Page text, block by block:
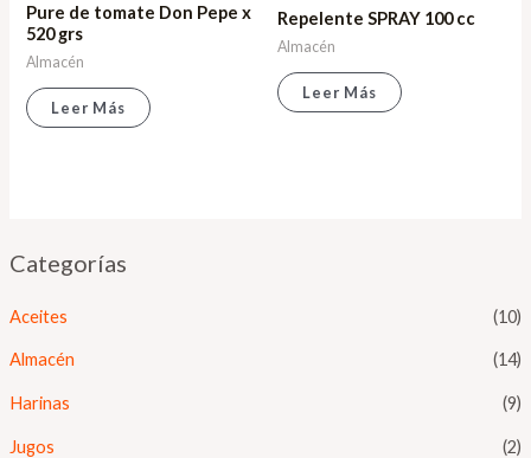
Categorías
Aceites (10)
Almacén (14)
Harinas (9)
Jugos (2)
Pure de tomate Don Pepe x
520 grs
Almacén
Leer Más
Repelente SPRAY 100 cc
Almacén
Leer Más